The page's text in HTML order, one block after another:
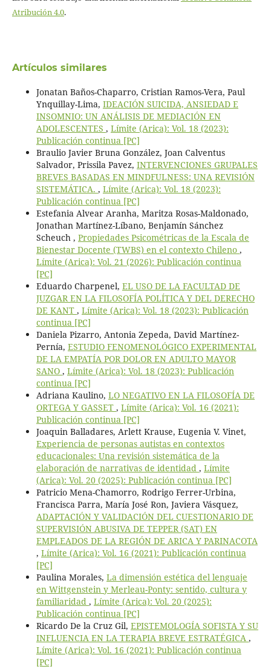
Atribución 4.0.
Artículos similares
Jonatan Baños-Chaparro, Cristian Ramos-Vera, Paul
Ynquillay-Lima, IDEACIÓN SUICIDA, ANSIEDAD E
INSOMNIO: UN ANÁLISIS DE MEDIACIÓN EN
ADOLESCENTES , Límite (Arica): Vol. 18 (2023):
Publicación continua [PC]
Braulio Javier Bruna González, Joan Calventus
Salvador, Prissila Pavez, INTERVENCIONES GRUPALES
BREVES BASADAS EN MINDFULNESS: UNA REVISIÓN
SISTEMÁTICA. , Límite (Arica): Vol. 18 (2023):
Publicación continua [PC]
Estefania Alvear Aranha, Maritza Rosas-Maldonado,
Jonathan Martínez-Líbano, Benjamín Sánchez
Scheuch , Propiedades Psicométricas de la Escala de
Bienestar Docente (TWBS) en el contexto Chileno ,
Límite (Arica): Vol. 21 (2026): Publicación continua
[PC]
Eduardo Charpenel, EL USO DE LA FACULTAD DE
JUZGAR EN LA FILOSOFÍA POLÍTICA Y DEL DERECHO
DE KANT , Límite (Arica): Vol. 18 (2023): Publicación
continua [PC]
Daniela Pizarro, Antonia Zepeda, David Martínez-
Pernía, ESTUDIO FENOMENOLÓGICO EXPERIMENTAL
DE LA EMPATÍA POR DOLOR EN ADULTO MAYOR
SANO , Límite (Arica): Vol. 18 (2023): Publicación
continua [PC]
Adriana Kaulino, LO NEGATIVO EN LA FILOSOFÍA DE
ORTEGA Y GASSET , Límite (Arica): Vol. 16 (2021):
Publicación continua [PC]
Joaquin Balladares, Arlett Krause, Eugenia V. Vinet,
Experiencia de personas autistas en contextos
educacionales: Una revisión sistemática de la
elaboración de narrativas de identidad , Límite
(Arica): Vol. 20 (2025): Publicación continua [PC]
Patricio Mena-Chamorro, Rodrigo Ferrer-Urbina,
Francisca Parra, María José Ron, Javiera Vásquez,
ADAPTACIÓN Y VALIDACIÓN DEL CUESTIONARIO DE
SUPERVISIÓN ABUSIVA DE TEPPER (SAT) EN
EMPLEADOS DE LA REGIÓN DE ARICA Y PARINACOTA
, Límite (Arica): Vol. 16 (2021): Publicación continua
[PC]
Paulina Morales, La dimensión estética del lenguaje
en Wittgenstein y Merleau-Ponty: sentido, cultura y
familiaridad , Límite (Arica): Vol. 20 (2025):
Publicación continua [PC]
Ricardo De la Cruz Gil, EPISTEMOLOGÍA SOFISTA Y SU
INFLUENCIA EN LA TERAPIA BREVE ESTRATÉGICA ,
Límite (Arica): Vol. 16 (2021): Publicación continua
[PC]